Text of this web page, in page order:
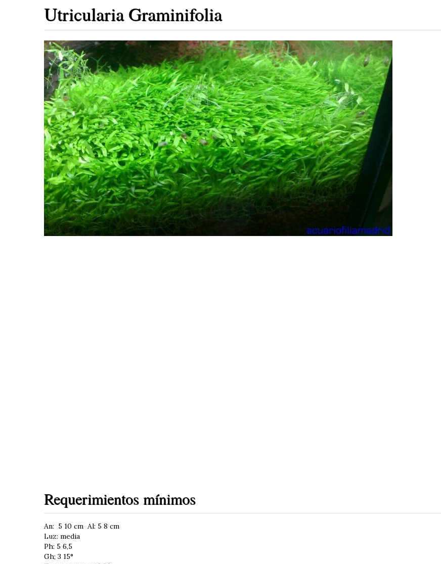
Utricularia Graminifolia
Requerimientos mínimos
An: 5 10 cm Al: 5 8 cm
Luz: media
Ph: 5 6,5
Gh; 3 15°